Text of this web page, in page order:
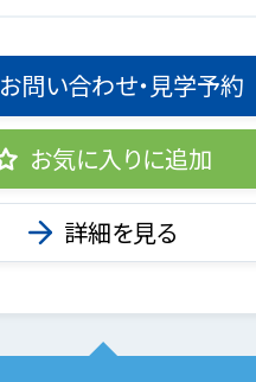
お問い合わせ・見学予約
お気に入りに追加
詳細を見る